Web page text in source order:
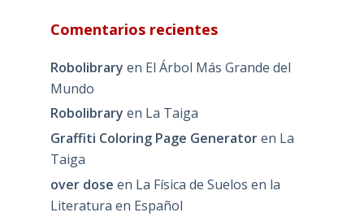
Comentarios recientes
Robolibrary en El Árbol Más Grande del
Mundo
Robolibrary en La Taiga
Graffiti Coloring Page Generatoren La
Taiga
over dose en La Física de Suelos en la
Literatura en Español